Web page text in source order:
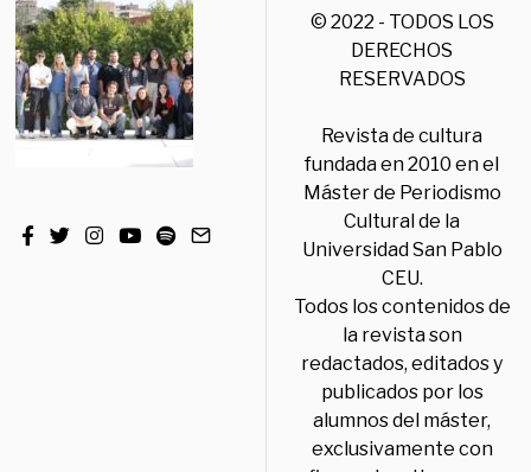
© 2022 - TODOS LOS
DERECHOS
RESERVADOS
Revista de cultura
fundada en 2010 en el
Máster de Periodismo
Cultural de la
Universidad San Pablo
CEU.
Todos los contenidos de
la revista son
redactados, editados y
publicados por los
alumnos del máster,
exclusivamente con